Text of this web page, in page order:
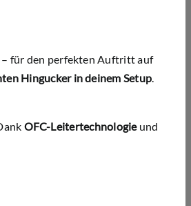
– für den perfekten Auftritt auf
Hingucker in deinem Setup.
OFC-Leitertechnologieund